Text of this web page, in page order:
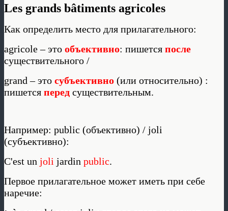
Les grands bâtiments agricoles
Как определить место для прилагательного:
agricole – это объективно: пишется после
существительного /
grand – это субъективно (или относительно) :
пишется перед существительным.
Например: public (объективно) / joli
(субъективно):
C'est un joli jardin public.
Первое прилагательное может иметь при себе
наречие: